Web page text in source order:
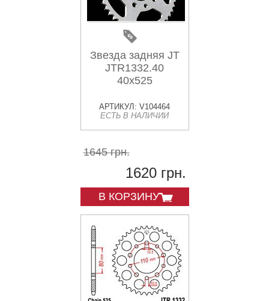
Звезда задняя JT
JTR1332.40
40x525
АРТИКУЛ: V104464
ЕСТЬ В НАЛИЧИИ
1645 грн.
1620 грн.
В КОРЗИНУ